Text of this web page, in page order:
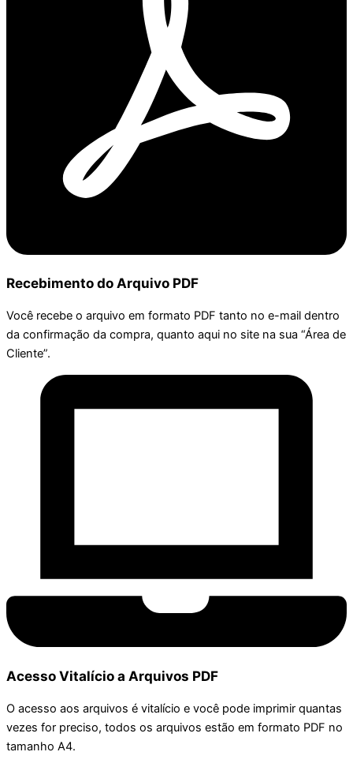
Recebimento do Arquivo PDF
Você recebe o arquivo em formato PDF tanto no e-mail dentro
da confirmação da compra, quanto aqui no site na sua “Área de
Cliente”.
Acesso Vitalício a Arquivos PDF
O acesso aos arquivos é vitalício e você pode imprimir quantas
vezes for preciso, todos os arquivos estão em formato PDF no
tamanho A4.